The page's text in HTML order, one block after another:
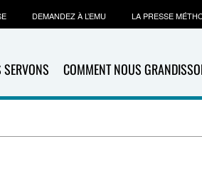
COMMENT NOUS
DEMANDEZ À L’EMU LA PRESSE